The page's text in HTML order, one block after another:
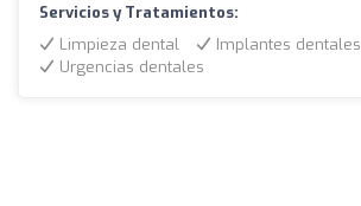
Servicios y Tratamientos:
Limpieza dental
Implantes dentales
Urgencias dentales